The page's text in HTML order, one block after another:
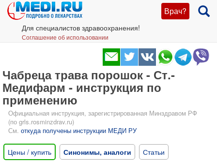
Врач?
Для специалистов здравоохранения!
Соглашение об использовании
Чабреца трава порошок - Ст.-
Медифарм - инструкция по
применению
Официальная инструкция, зарегистрированная Минздравом РФ
(по grls.rosminzdrav.ru)
См. откуда получены инструкции МЕДИ РУ
Цены / купить Синонимы, аналоги Статьи